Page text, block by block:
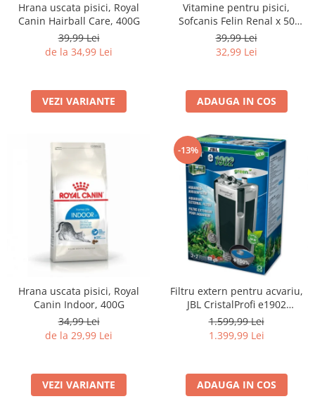
Accesorii iaz
Cai
Toaletare cai
Accesorii cai
Hrana uscata pisici, Royal
Canin Hairball Care, 400G
39,99 Lei
de la 34,99 Lei
VEZI VARIANTE
Vitamine pentru pisici,
Sofcanis Felin Renal x 50
comprimate
39,99 Lei
32,99 Lei
ADAUGA IN COS
Hrana uscata pisici, Royal
Canin Indoor, 400G
34,99 Lei
de la 29,99 Lei
VEZI VARIANTE
-13%
Filtru extern pentru acvariu,
JBL CristalProfi e1902
greenline, 200 - 800 L
1.599,99 Lei
1.399,99 Lei
ADAUGA IN COS